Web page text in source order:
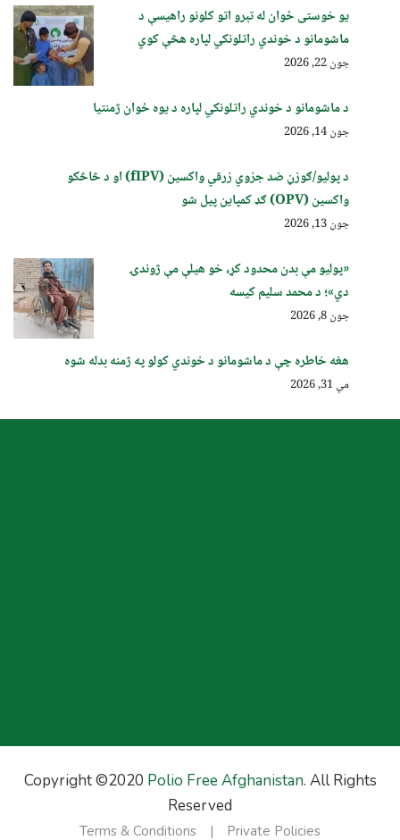
یو خوستی ځوان له تېرو اتو کلونو راهیسې د
ماشومانو د خوندي راتلونکي لپاره هڅې کوي
جون 22, 2026
د ماشومانو د خوندي راتلونکي لپاره د یوه ځوان ژمنتیا
جون 14, 2026
د پولیو/ګوزڼ ضد جزوي زرقي واکسین (fIPV) او د څاڅکو
واکسین (OPV) ګډ کمپاین پيل شو
جون 13, 2026
«پولیو مې بدن محدود کړ، خو هیلې مې ژوندۍ
دي»؛ د محمد سلیم کیسه
جون 8, 2026
هغه خاطره چې د ماشومانو د خوندي کولو په ژمنه بدله شوه
مې 31, 2026
Copyright ©2020 Polio Free Afghanistan. All Rights
Reserved
Private Policies
Terms & Conditions